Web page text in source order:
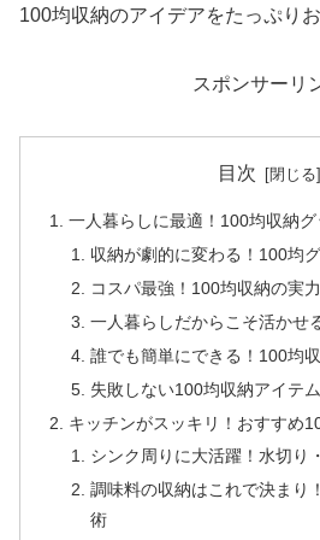
100均収納のアイデアをたっぷり
スポンサーリ
目次
一人暮らしに最適！100均収納
収納が劇的に変わる！100均
コスパ最強！100均収納の実
一人暮らしだからこそ活かせ
誰でも簡単にできる！100均
失敗しない100均収納アイテ
キッチンがスッキリ！おすすめ
シンク周りに大活躍！水切り
調味料の収納はこれで決まり
術